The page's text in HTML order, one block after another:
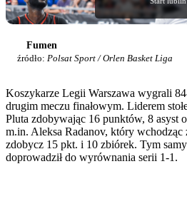
Fumen
źródło: Polsat Sport / Orlen Basket Liga
Koszykarze Legii Warszawa wygrali
drugim meczu finałowym. Liderem
Pluta zdobywając 16 punktów, 8 asyst
m.in. Aleksa Radanov, który wchodząc
zdobycz 15 pkt. i 10 zbiórek. Tym
doprowadził do wyrównania serii 1-1.